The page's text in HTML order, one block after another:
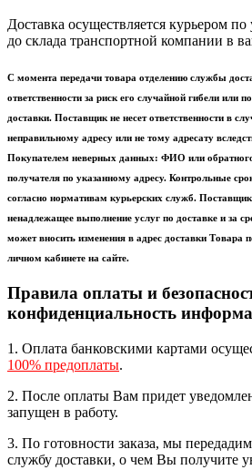
Доставка осуществляется курьером
до склада транспортной компании в
С момента передачи товара отделению службы
ответственности за риск его случайной гибели или
доставки. Поставщик не несет ответственности в
неправильному адресу или не тому адресату
Покупателем неверных данных: ФИО или обратного
получателя по указанному адресу. Контрольные
согласно нормативам курьерских служб. Поставщик
ненадлежащее выполнение услуг по доставке и за
может вносить изменения в адрес доставки Товара
личном кабинете на сайте.
Правила оплаты и
конфиденциальность
1. Оплата банковскими картами
100% предоплаты.
2. После оплаты Вам придет
запущен в работу.
3. По готовности заказа, мы
службу доставки, о чем Вы получите